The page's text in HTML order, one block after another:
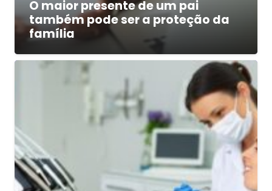
O maior presente de um pai
também pode ser a proteção da
família